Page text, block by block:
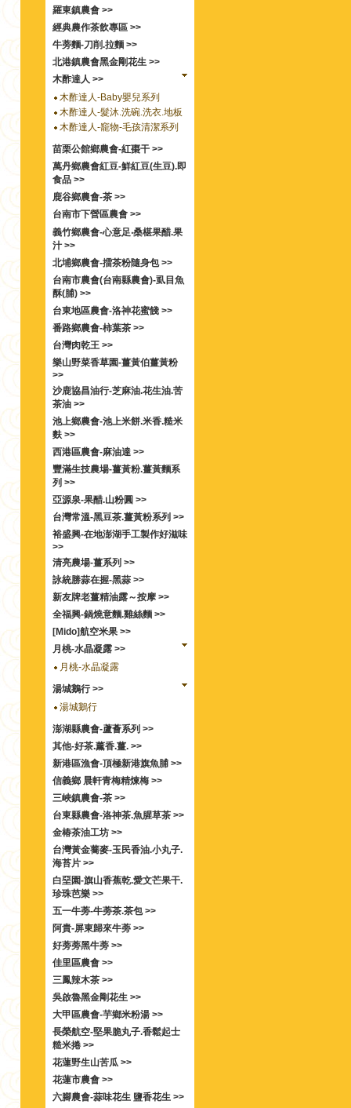
羅東鎮農會 >>
經典農作茶飲專區 >>
牛蒡麵-刀削.拉麵 >>
北港鎮農會黑金剛花生 >>
木酢達人 >>
木酢達人-Baby嬰兒系列
木酢達人-髮沐.洗碗.洗衣.地板
木酢達人-竉物-毛孩清潔系列
苗栗公館鄉農會-紅棗干 >>
萬丹鄉農會紅豆-鮮紅豆(生豆).即
食品 >>
鹿谷鄉農會-茶 >>
台南市下營區農會 >>
義竹鄉農會-心意足‧桑椹果醋.果
汁 >>
北埔鄉農會-擂茶粉隨身包 >>
台南市農會(台南縣農會)-虱目魚
酥(脯) >>
台東地區農會-洛神花蜜餞 >>
番路鄉農會-柿葉茶 >>
台灣肉乾王 >>
樂山野菜香草園-薑黃伯薑黃粉
>>
沙鹿協昌油行-芝麻油.花生油.苦
茶油 >>
池上鄉農會-池上米餅.米香.糙米
麩 >>
西港區農會-麻油達 >>
豐滿生技農場-薑黃粉.薑黃麵系
列 >>
亞源泉-果醋.山粉圓 >>
台灣常溫-黑豆茶.薑黃粉系列 >>
裕盛興-在地澎湖手工製作好滋味
>>
清亮農場-薑系列 >>
詠統勝蒜在握-黑蒜 >>
新友牌老薑精油露～按摩 >>
全福興-鍋燒意麵.雞絲麵 >>
[Mido]航空米果 >>
月桃-水晶凝露 >>
月桃-水晶凝露
湯城鵝行 >>
湯城鵝行
澎湖縣農會-蘆薈系列 >>
其他-好茶.薰香.薑. >>
新港區漁會-頂極新港旗魚脯 >>
信義鄉 晨軒青梅精煉梅 >>
三峽鎮農會-茶 >>
台東縣農會-洛神茶.魚腥草茶 >>
金椿茶油工坊 >>
台灣黃金蕎麥-玉民香油.小丸子.
海苔片 >>
白堊園-旗山香蕉乾.愛文芒果干.
珍珠芭樂 >>
五一牛蒡-牛蒡茶.茶包 >>
阿貴-屏東歸來牛蒡 >>
好蒡蒡黑牛蒡 >>
佳里區農會 >>
三鳳辣木茶 >>
吳啟魯黑金剛花生 >>
大甲區農會-芋鄉米粉湯 >>
長榮航空-堅果脆丸子.香鬆起士
糙米捲 >>
花蓮野生山苦瓜 >>
花蓮市農會 >>
六腳農會-蒜味花生 鹽香花生 >>